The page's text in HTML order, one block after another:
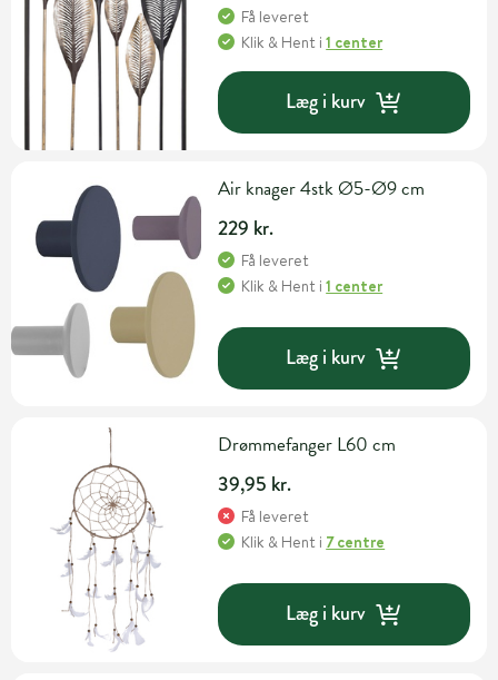
Få leveret
Klik & Hent i1 center
Læg i kurv
Air knager 4stk Ø5-Ø9 cm
229 kr.
Få leveret
Klik & Hent i1 center
Læg i kurv
Drømmefanger L60 cm
39,95 kr.
Få leveret
Klik & Hent i 7 centre
Læg i kurv